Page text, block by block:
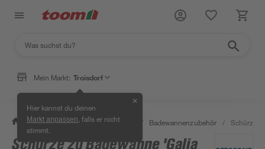
Mein Markt: Troisdorf
Hier kannst du deinen
Markt anpassen , falls er nicht
stimmt.
✕
/ Bad & Sanitär / Badewannen / Badewannenzubehör / Schürze
Schürze zu Badewanne 'Galia